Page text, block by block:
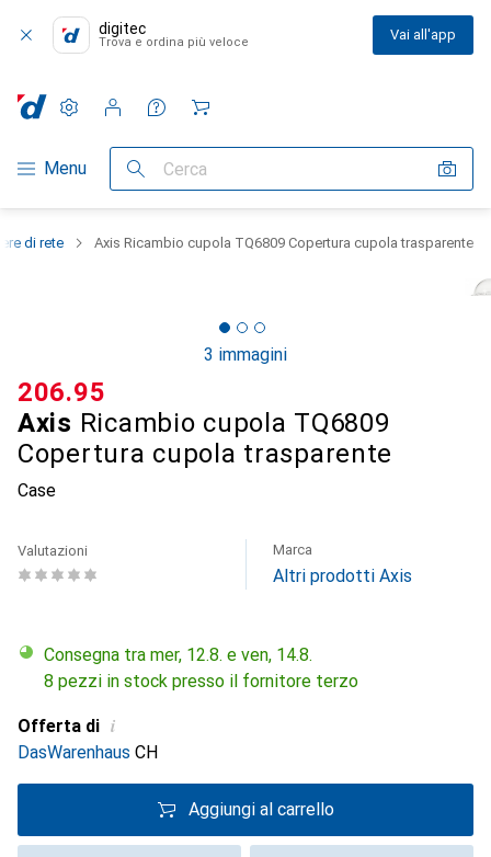
digitec
Trova e ordina più veloce Vai all'app
Categoria Navigazione
Menu Cerca
Impostazioni
Conto cliente
Liste di confronto
Liste dei desideri
Carrello
di rete Axis Ricambio cupola TQ6809 Copertura cupola trasparente
3 immagini
Axis Ricambio cupola TQ6809
Copertura cupola trasparente
Case
CHF
206.95
Valutazioni Marca
Altri prodotti Axis
Consegna tra mer, 12.8. e ven, 14.8.
8 pezzi in stock presso il fornitore terzo
Offerta di i
DasWarenhaus CH
Aggiungi al carrello